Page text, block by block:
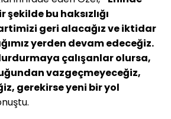
bu haksızlığı
geri alacağız ve iktidar
yerden devam edeceğiz.
çalışanlar olursa,
vazgeçmeyeceğiz,
gerekirse yeni bir yol